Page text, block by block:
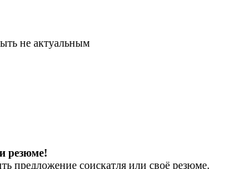
резюме!
предложение соискатля или своё резюме.